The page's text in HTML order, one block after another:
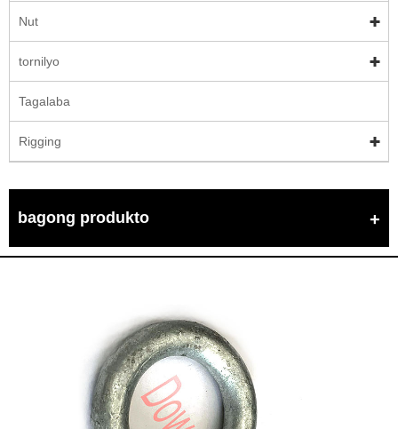
Nut
tornilyo
Tagalaba
Rigging
bagong produkto